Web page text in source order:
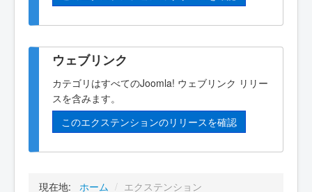
ウェブリンク
カテゴリはすべてのJoomla! ウェブリンク リリー
スを含みます。
このエクステンションのリリースを確認
現在地: ホーム / エクステンション